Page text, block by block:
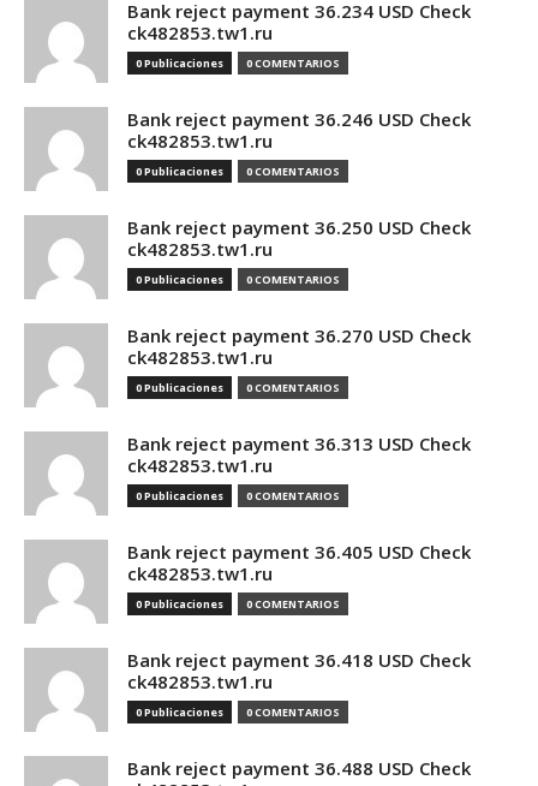
Bank reject payment 36.234 USD Check
ck482853.tw1.ru
0 Publicaciones 0 COMENTARIOS
Bank reject payment 36.246 USD Check
ck482853.tw1.ru
0 Publicaciones 0 COMENTARIOS
Bank reject payment 36.250 USD Check
ck482853.tw1.ru
0 Publicaciones 0 COMENTARIOS
Bank reject payment 36.270 USD Check
ck482853.tw1.ru
0 Publicaciones 0 COMENTARIOS
Bank reject payment 36.313 USD Check
ck482853.tw1.ru
0 Publicaciones 0 COMENTARIOS
Bank reject payment 36.405 USD Check
ck482853.tw1.ru
0 Publicaciones 0 COMENTARIOS
Bank reject payment 36.418 USD Check
ck482853.tw1.ru
0 Publicaciones 0 COMENTARIOS
Bank reject payment 36.488 USD Check